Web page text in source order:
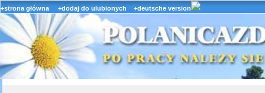
+strona główna +dodaj do ulubionych +deutsche version